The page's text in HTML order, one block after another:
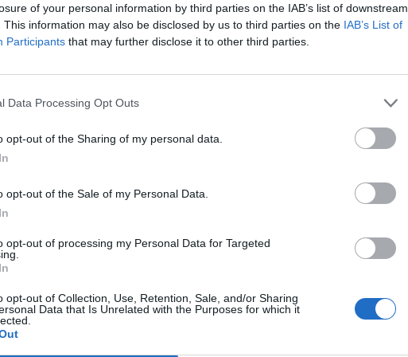
of your personal information by third parties on the IAB’s list of downstream
This information may also be disclosed by us to third parties on the IAB’s List of
Participants that may further disclose it to other third parties.
Data Processing Opt Outs
opt-out of the Sharing of my personal data.
opt-out of the Sale of my Personal Data.
opt-out of processing my Personal Data for Targeted
opt-out of Collection, Use, Retention, Sale, and/or Sharing
Data that Is Unrelated with the Purposes for which it
Club Laveno Luino Alto Verbano
i saluti al numeroso pubblico presente ed
dopo aver ringraziato tutti coloro
si sono messi a disposizione per la
ha voluto sottolineare quanto sia
aprirsi alla società non solo per farsi
per far apprezzare maggiormente le
a favore del prossimo. Coniugare la
risponde tra l’altro a questa precisa
del nuovo anno rotariano dal Presidente
Barry Rassin
Roberto Dotti e ricordato nel corso della